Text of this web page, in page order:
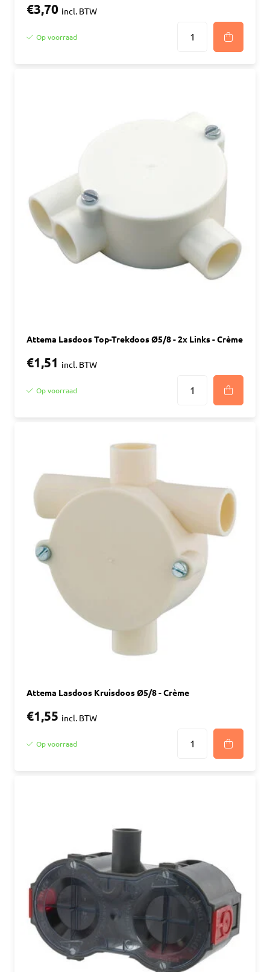
€3,70 incl. BTW
Op voorraad
Attema Lasdoos Top-Trekdoos Ø5/8 - 2x Links - Crème
€1,51 incl. BTW
Op voorraad
Attema Lasdoos Kruisdoos Ø5/8 - Crème
€1,55 incl. BTW
Op voorraad